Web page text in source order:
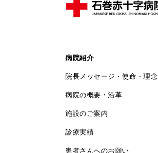
病院紹介
院長メッセージ・使命・理念
病院の概要・沿革
施設のご案内
診療実績
患者さんへのお願い